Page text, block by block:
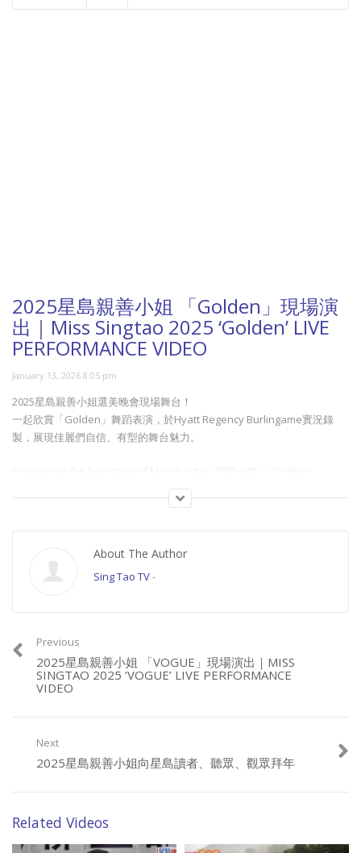
2025星島親善小姐 「Golden」現場演
出｜Miss Singtao 2025 ‘Golden’ LIVE
PERFORMANCE VIDEO
January 13, 2026 8:05 pm
2025星島親善小姐選美晚會現場舞台！
一起欣賞「Golden」舞蹈表演，於Hyatt Regency Burlingame實況錄
製，展現佳麗們自信、有型的舞台魅力。
Experience the live stage of Miss Singtao 2025 with 「Golden」,
recorded at Hyatt Regency Burlingame.
list=PLl7zeOiApUFUwPCX2lQu5_w5bhLHR4mZw
STV：https://www.singtao.tv/main/category/event/singtaocovergirl/
#星島親善小姐 #MissSingtao #2025星島小姐 #Golden #舞蹈表演
Category:星島封面佳麗
About The Author
Sing Tao TV-
Previous
2025星島親善小姐 「VOGUE」現場演出｜MISS
SINGTAO 2025 ‘VOGUE’ LIVE PERFORMANCE
VIDEO
Next
2025星島親善小姐向星島讀者、聽眾、觀眾拜年
Related Videos